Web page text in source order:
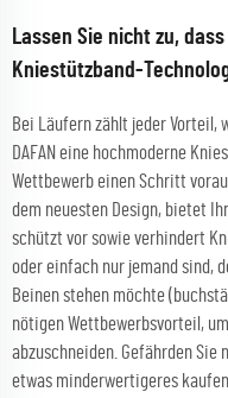
Lassen Sie nicht zu,
Kniestützband-
Bei Läufern zählt jeder Vorteil,
DAFAN eine hochmoderne
Wettbewerb einen Schritt
dem neuesten Design, bietet
schützt vor sowie verhindert
oder einfach nur jemand sind,
Beinen stehen möchte
nötigen Wettbewerbsvorteil,
abzuschneiden. Gefährden
etwas minderwertigeres